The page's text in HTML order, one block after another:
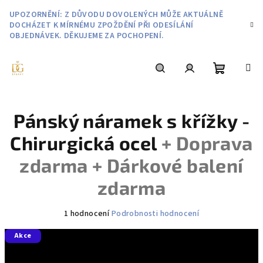
obsah
UPOZORNĚNÍ: Z DŮVODU DOVOLENÝCH MŮŽE AKTUÁLNĚ
DOCHÁZET K MÍRNÉMU ZPOŽDĚNÍ PŘI ODESÍLÁNÍ
OBJEDNÁVEK. DĚKUJEME ZA POCHOPENÍ.
košík
Pánský náramek s křížky -
Chirurgická ocel + Doprava
zdarma + Dárkové balení
zdarma
Průměrné
1 hodnoceníPodrobnosti hodnocení
Akce